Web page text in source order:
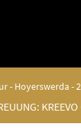
- Hoyerswerda -